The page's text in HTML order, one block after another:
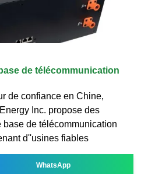
de télécommunication
de confiance en Chine,
Inc. propose des
base de télécommunication
d''usines fiables
WhatsApp